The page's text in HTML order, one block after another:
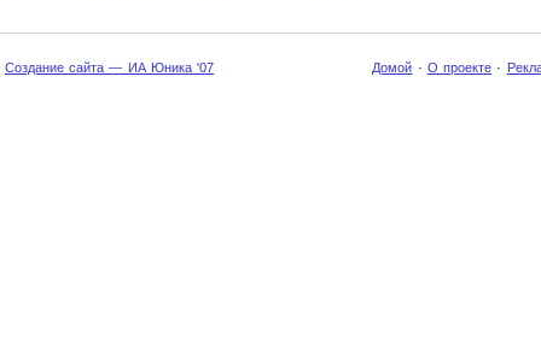
Создание сайта — ИА Юника '07 Домой · О проекте ·